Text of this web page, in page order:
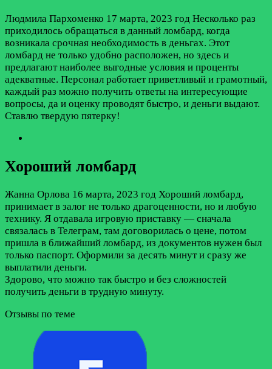
Людмила Пархоменко 17 марта, 2023 год Несколько раз
приходилось обращаться в данный ломбард, когда
возникала срочная необходимость в деньгах. Этот
ломбард не только удобно расположен, но здесь и
предлагают наиболее выгодные условия и проценты
адекватные. Персонал работает приветливый и грамотный,
каждый раз можно получить ответы на интересующие
вопросы, да и оценку проводят быстро, и деньги выдают.
Ставлю твердую пятерку!
Хороший ломбард
Жанна Орлова 16 марта, 2023 год Хороший ломбард,
принимает в залог не только драгоценности, но и любую
технику. Я отдавала игровую приставку — сначала
связалась в Телеграм, там договорилась о цене, потом
пришла в ближайший ломбард, из документов нужен был
только паспорт. Оформили за десять минут и сразу же
выплатили деньги.
Здорово, что можно так быстро и без сложностей
получить деньги в трудную минуту.
Отзывы по теме